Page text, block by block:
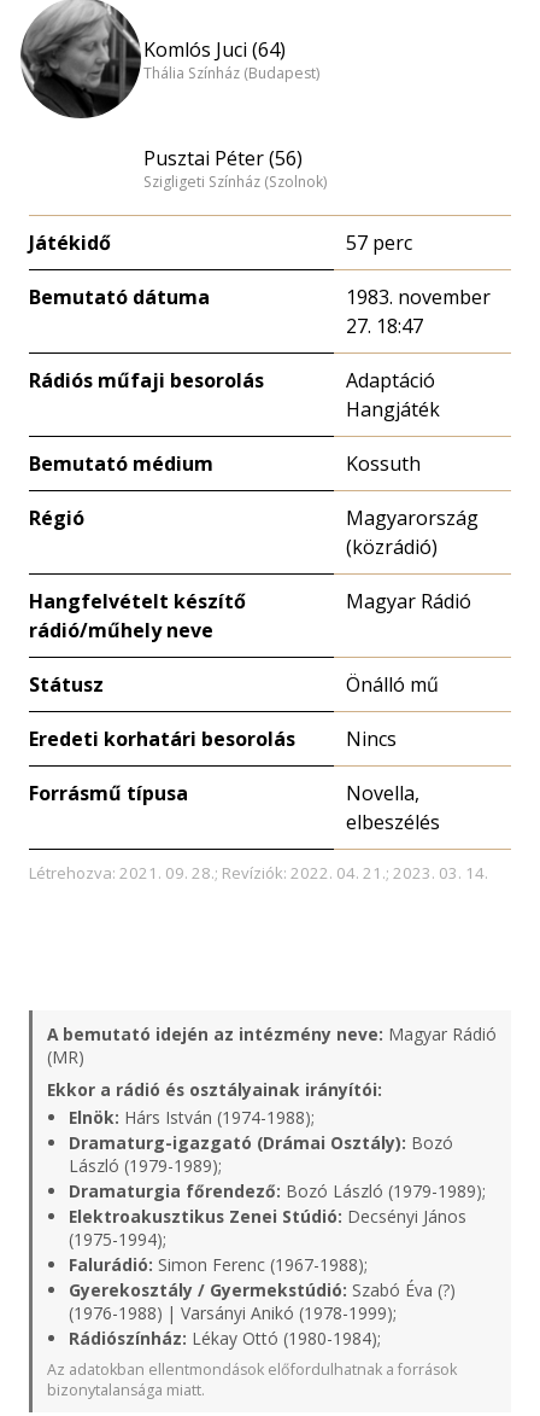
Komlós Juci (64)
Thália Színház (Budapest)
Pusztai Péter (56)
Szigligeti Színház (Szolnok)
Játékidő 57 perc
Bemutató dátuma
1983. november
27. 18:47
Rádiós műfaji besorolás
Adaptáció
Hangjáték
Bemutató médium Kossuth
Régió
Magyarország
(közrádió)
Hangfelvételt készítő
rádió/műhely neve
Magyar Rádió
Státusz Önálló mű
Eredeti korhatári besorolás Nincs
Forrásmű típusa
Novella,
elbeszélés
Létrehozva: 2021. 09. 28.; Revíziók: 2022. 04. 21.; 2023. 03. 14.
A bemutató idején az intézmény neve: Magyar Rádió
(MR)
Ekkor a rádió és osztályainak irányítói:
Elnök: Hárs István (1974-1988);
Dramaturg-igazgató (Drámai Osztály): Bozó
László (1979-1989);
Dramaturgia főrendező: Bozó László (1979-1989);
Elektroakusztikus Zenei Stúdió: Decsényi János
(1975-1994);
Falurádió: Simon Ferenc (1967-1988);
Gyerekosztály / Gyermekstúdió: Szabó Éva (?)
(1976-1988) | Varsányi Anikó (1978-1999);
Rádiószínház: Lékay Ottó (1980-1984);
Az adatokban ellentmondások előfordulhatnak a források
bizonytalansága miatt.